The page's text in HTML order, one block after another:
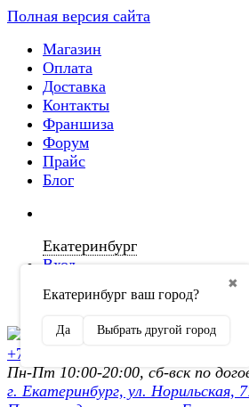
Полная версия сайта
Магазин
Оплата
Доставка
Контакты
Франшиза
Форум
Прайс
Блог
Екатеринбург
✖
Екатеринбург ваш город?
Да Выбрать другой город
Вход
Регистрация
+7 (902) 872-54-70
Пн-Пт 10:00-20:00, сб-вск по
г. Екатеринбург, ул. Норильская,